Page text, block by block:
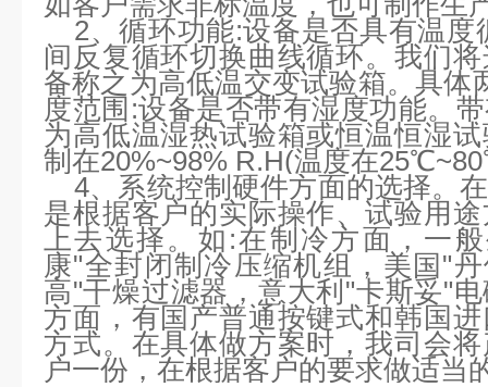
2、循环功能:设备是否具有温
间反复循环切换曲线循环。我们
备称之为高低温交变试验箱。具体
度范围:设备是否带有湿度功能。
为高低温湿热试验箱或恒温恒湿
制在20%~98% R.H(温度在
4、系统控制硬件方面的选择。
是根据客户的实际操作、试验用
上去选择。如:在制冷方面，一
康"全封闭制冷压缩机组，美国"
高"干燥过滤器，意大利"卡斯妥"
方面，有国产普通按键式和韩国
方式。在具体做方案时，我司会
户一份，在根据客户的要求做适当